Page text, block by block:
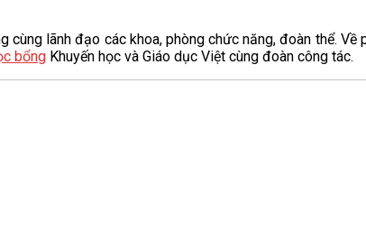
lãnh đạo các khoa, phòng chức năng, đoàn thể. Về
bổng Khuyến học và Giáo dục Việt cùng đoàn công tác.